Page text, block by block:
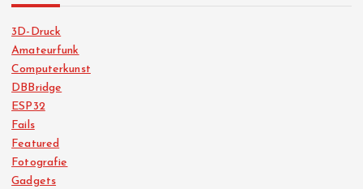
3D-Druck
Amateurfunk
Computerkunst
DBBridge
ESP32
Fails
Featured
Fotografie
Gadgets